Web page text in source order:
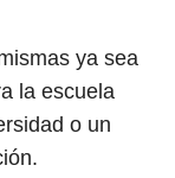
ya sea
la escuela
o un